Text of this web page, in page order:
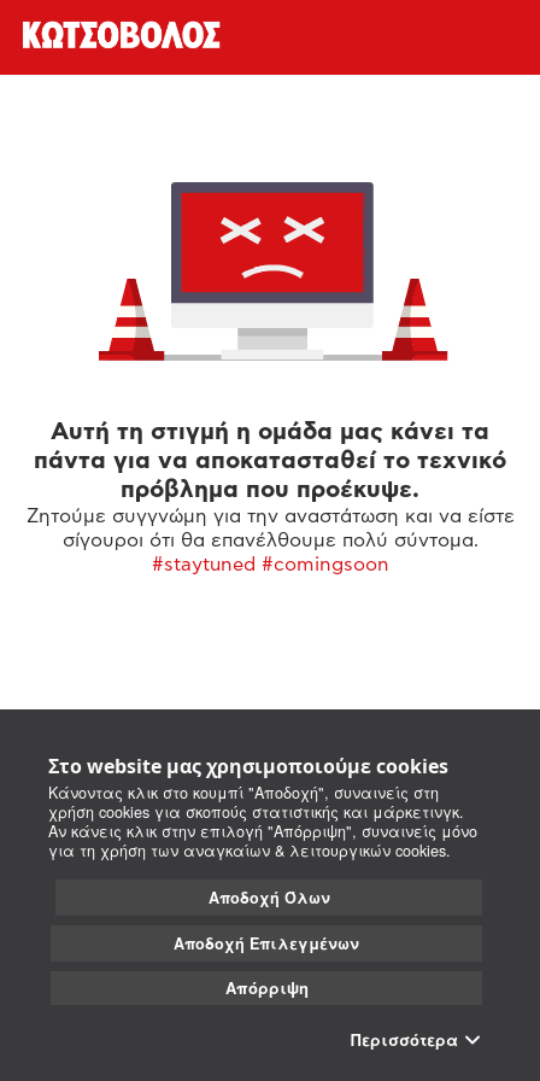
Στο website μας χρησιμοποιούμε cookies
Κάνοντας κλικ στο κουμπί "Αποδοχή", συναινείς στη
χρήση cookies για σκοπούς στατιστικής και μάρκετινγκ.
Αν κάνεις κλικ στην επιλογή "Απόρριψη", συναινείς μόνο
για τη χρήση των αναγκαίων & λειτουργικών cookies.
Αποδοχή Όλων
Αποδοχή Επιλεγμένων
Απόρριψη
Περισσότερα
Αυτή τη στιγμή η ομάδα μας κάνει τα
πάντα για να αποκατασταθεί το τεχνικό
πρόβλημα που προέκυψε.
Ζητούμε συγγνώμη για την αναστάτωση και να είστε
σίγουροι ότι θα επανέλθουμε πολύ σύντομα.
#staytuned #comingsoon